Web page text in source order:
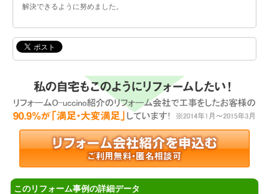
解決できるように努めました。
このリフォーム事例の詳細データ